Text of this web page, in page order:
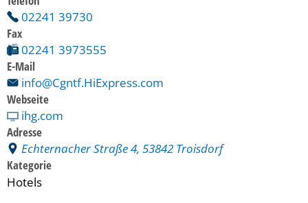
02241 39730
Fax
02241 3973555
E-Mail
info@Cgntf.HiExpress.com
Webseite
ihg.com
Adresse
Echternacher Straße 4, 53842 Troisdorf
Kategorie
Hotels